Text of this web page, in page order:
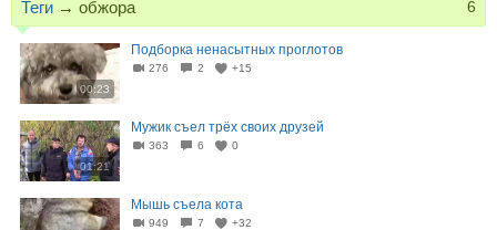
Теги → обжора 6
00:23
Подборка ненасытных проглотов
276 2 +15
01:21
Мужик съел трёх своих друзей
363 6 0
Мышь съела кота
949 7 +32